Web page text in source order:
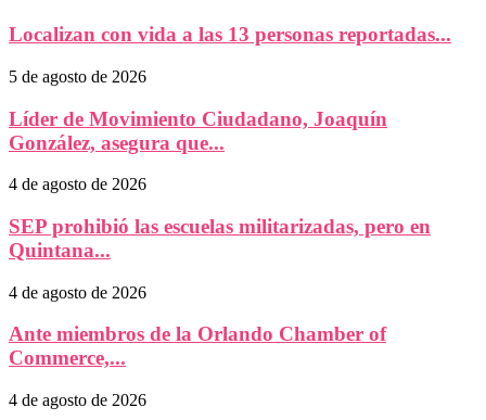
Localizan con vida a las 13 personas reportadas...
5 de agosto de 2026
Líder de Movimiento Ciudadano, Joaquín
González, asegura que...
4 de agosto de 2026
SEP prohibió las escuelas militarizadas, pero en
Quintana...
4 de agosto de 2026
Ante miembros de la Orlando Chamber of
Commerce,...
4 de agosto de 2026